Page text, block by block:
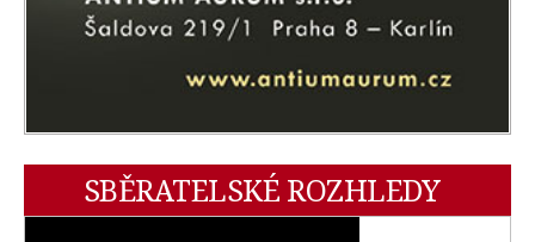
SBĚRATELSKÉ ROZHLEDY